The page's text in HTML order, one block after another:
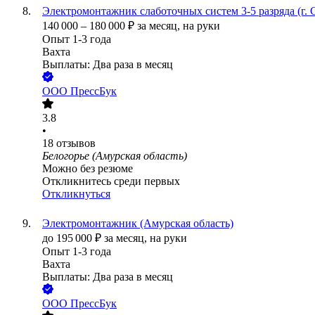
Электромонтажник слаботочных систем 3-5 разряда
140 000 – 180 000 ₽ за месяц, на руки
Опыт 1-3 года
Вахта
Выплаты: Два раза в месяц
ООО ПрессБук
3.8
•
18 отзывов
Белогорье (Амурская область)
Можно без резюме
Откликнитесь среди первых
Откликнуться
Электромонтажник (Амурская область)
до 195 000 ₽ за месяц, на руки
Опыт 1-3 года
Вахта
Выплаты: Два раза в месяц
ООО ПрессБук